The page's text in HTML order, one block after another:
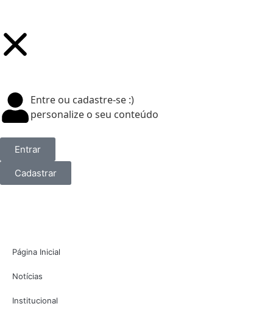
Entre ou cadastre-se :)
personalize o seu conteúdo
Entrar
Cadastrar
Página Inicial
Notícias
Institucional